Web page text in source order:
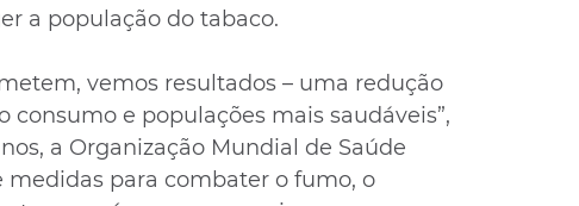
a população do tabaco.
vemos resultados – uma redução
consumo e populações mais saudáveis”,
a Organização Mundial de Saúde
para combater o fumo, o